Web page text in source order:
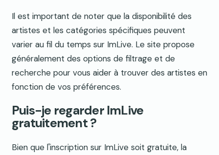
Il est important de noter que la disponibilité des
artistes et les catégories spécifiques peuvent
varier au fil du temps sur ImLive. Le site propose
généralement des options de filtrage et de
recherche pour vous aider à trouver des artistes en
fonction de vos préférences.
Puis-je regarder ImLive
gratuitement ?
Bien que l'inscription sur ImLive soit gratuite, la